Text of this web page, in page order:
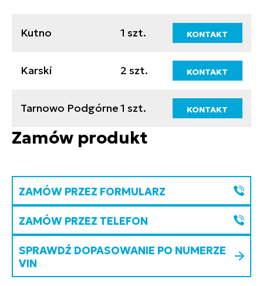
Kutno 1 szt. KONTAKT
Karski 2 szt. KONTAKT
Tarnowo Podgórne1 szt. KONTAKT
Zamów produkt
ZAMÓW PRZEZ FORMULARZ
ZAMÓW PRZEZ TELEFON
SPRAWDŹ DOPASOWANIE PO NUMERZE
VIN